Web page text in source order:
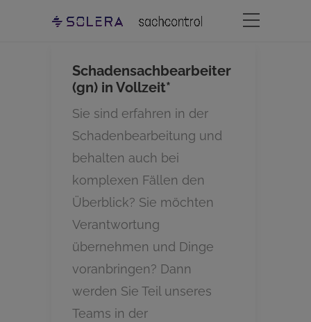
Schadensachbearbeiter
(gn) in Vollzeit*
Sie sind erfahren in der
Schadenbearbeitung und
behalten auch bei
komplexen Fällen den
Überblick? Sie möchten
Verantwortung
übernehmen und Dinge
voranbringen? Dann
werden Sie Teil unseres
Teams in der